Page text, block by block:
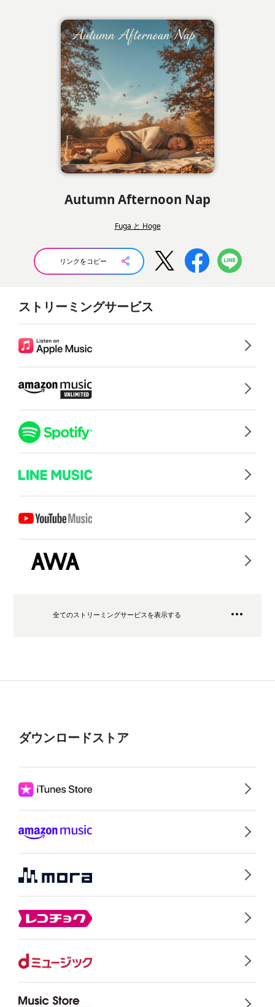
Autumn Afternoon Nap
Fuga と Hoge
リンクをコピー
ストリーミングサービス
全てのストリーミングサービスを表示する
ダウンロードストア